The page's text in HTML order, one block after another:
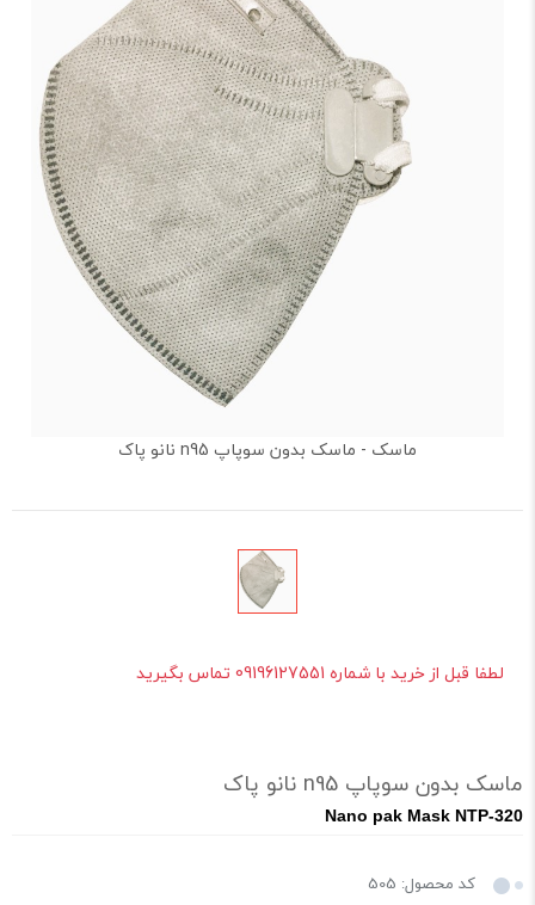
ماسک - ماسک بدون سوپاپ n95 نانو پاک
لطفا قبل از خرید با شماره 09196127551 تماس بگیرید
ماسک بدون سوپاپ n95 نانو پاک
Nano pak Mask NTP-320
کد محصول: 505